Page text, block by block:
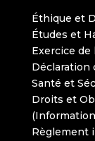
Éthique et
Études et
Exercice
Déclaration
Santé et
Droits et
Règlement